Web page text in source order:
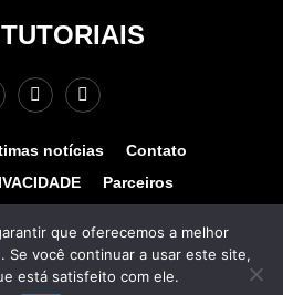
notícias
Contato
Parceiros
MAIS TUTORIAIS. TODOS OS
Desenvolvido por
que oferecemos a melhor
Se você continuar a usar este site,
está satisfeito com ele.